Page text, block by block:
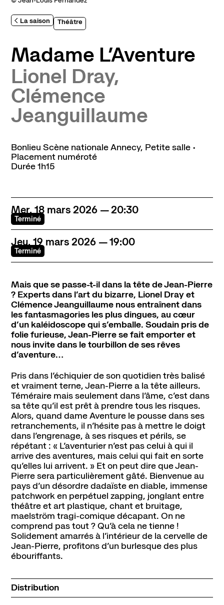
La saison Théâtre
Madame L’Aventure
Lionel Dray,
Clémence
Jeanguillaume
Bonlieu Scène nationale Annecy, Petite salle•
Placement numéroté
Durée1h15
Mer. 18 mars 2026 20:30
Terminé
Jeu. 19 mars 2026 19:00
Terminé
Mais que se passe-t-il dans la tête de Jean-Pierre
? Experts dans l’art du bizarre, Lionel Dray et
Clémence Jeanguillaume nous entraînent dans
les fantasmagories les plus dingues, au cœur
d’un kaléidoscope qui s’emballe. Soudain pris de
folie furieuse, Jean-Pierre se fait emporter et
nous invite dans le tourbillon de ses rêves
d’aventure…
Pris dans l’échiquier de son quotidien très balisé
et vraiment terne, Jean-Pierre a la tête ailleurs.
Téméraire mais seulement dans l’âme, c’est dans
sa tête qu’il est prêt à prendre tous les risques.
Alors, quand dame Aventure le pousse dans ses
retranchements, il n’hésite pas à mettre le doigt
dans l’engrenage, à ses risques et périls, se
répétant : « L’aventurier n’est pas celui à qui il
arrive des aventures, mais celui qui fait en sorte
qu’elles lui arrivent. » Et on peut dire que Jean-
Pierre sera particulièrement gâté. Bienvenue au
pays d’un désordre dadaïste en diable, immense
patchwork en perpétuel zapping, jonglant entre
théâtre et art plastique, chant et bruitage,
maelström tragi-comique décapant. On ne
comprend pas tout ? Qu’à cela ne tienne !
Solidement amarrés à l’intérieur de la cervelle de
Jean-Pierre, profitons d’un burlesque des plus
ébouriffants.
Distribution
Abonnement, achat de places et tarifs
L'espace bar
Horaires et contacts
Accessibilité et handicap
La scène nationale
L'histoire du lieu
L’équipe
Soutiens et mécénat
Emplois
Pôle de création
Actualités
ContactNewsletter